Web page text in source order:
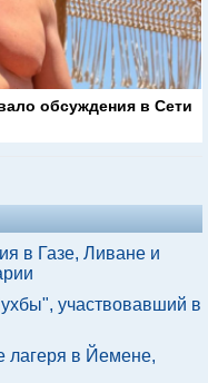
обсуждения в Сети
в Газе, Ливане и
участвовавший в
лагеря в Йемене,